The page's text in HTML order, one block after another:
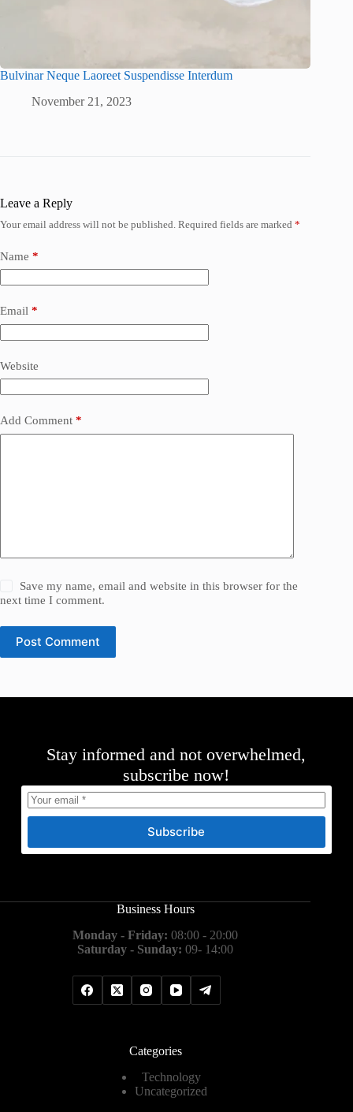
Bulvinar Neque Laoreet Suspendisse Interdum
November 21, 2023
Leave a Reply
Your email address will not be published. Required fields are marked *
Name *
Email *
Website
Add Comment *
Save my name, email and website in this browser for the
next time I comment.
Post Comment
Stay informed and not overwhelmed,
subscribe now!
Subscribe
Business Hours
Monday - Friday: 08:00 - 20:00
Saturday - Sunday: 09- 14:00
Categories
Technology
Uncategorized